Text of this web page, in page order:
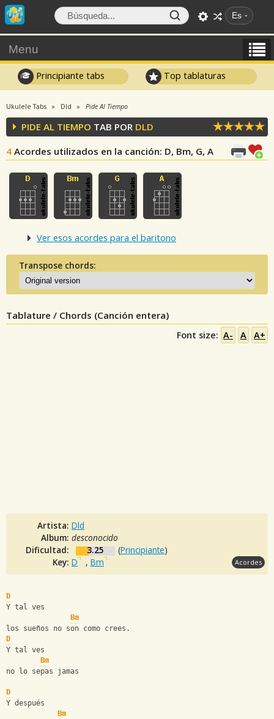
Es
Menu
Principiante tabs Top tablaturas
Ukulele Tabs Dld Pide Al Tiempo
PIDE AL TIEMPO TAB POR DLD
4 Acordes utilizados en la canción: D, Bm, G, A
Ver esos acordes para el baritono
Transpose chords:
Tablature / Chords (Canción entera)
Font size: A- A A+
Artista: Dld
Album: desconocido
Dificultad:
3.25 (Principiante)
Key: D , Bm Acordes
D
Y tal ves
Bm
los sueños no son como crees.
D
Y tal ves
Bm
no lo sepas jamas
D
Y después
Bm